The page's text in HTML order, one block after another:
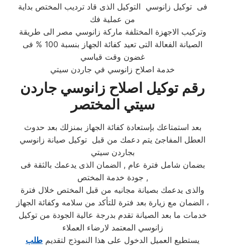
فى توكيل زانوسي التوكيل الذى قاد ترديب المختص بداية
من عملية فك
وتركيب الاجهزة المختلفة ماركة زانوسي مصر الى طريقة
الصيانة الفعالة التى تعيد كفائة الجهاز بنسبة 100 % فى
غضون وقت قياسي
خدمة اصلاح زانوسي في جاردن سيتي
رقم توكيل اصلاح زانوسي جاردن
سيتي المختصر
بعد استمتاعك بإستعادة كفائة الجهاز بمنزلك بعد حدوث
العطل المفاجئ يتم دعمك من قبل توكيل صيانة زانوسي
بجاردن سيتي
بضمان شامل فترة عام , الضمان الذى يدعمك بالثقة فى
جودة خدمة المختص ,
والذى يدعمك بصيانة مجانيه من قبل المختص خلال فترة
الضمان مع زيارة بعد فترة للتأكد من سلامه وكفائة الجهاز ،
خدمات ما بعد الصيانة تقدم بدرجة عالية الجودة من توكيل
زانوسي المعتمد لارضاء العملاء
يستطيع العميل الدخول على هذا النموذج لتقديم طلب